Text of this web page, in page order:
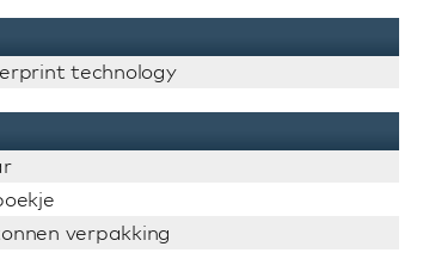
technology
verpakking